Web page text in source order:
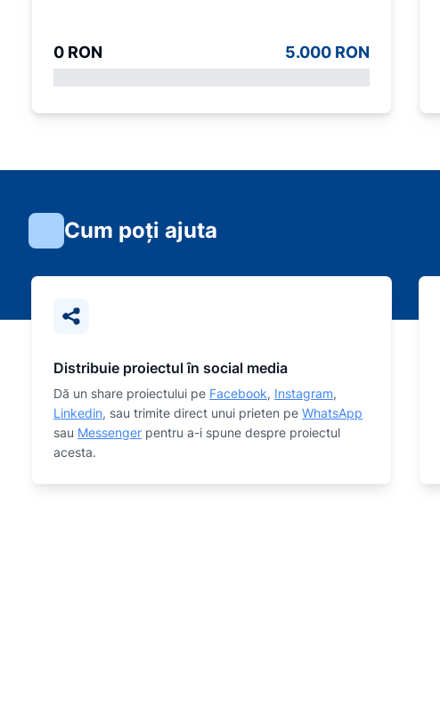
0 RON 5.000 RON
Cum poți ajuta
Distribuie proiectul în social media
Dă un share proiectului pe Facebook, Instagram,
Linkedin, sau trimite direct unui prieten pe WhatsApp
sau Messenger pentru a-i spune despre proiectul
acesta.